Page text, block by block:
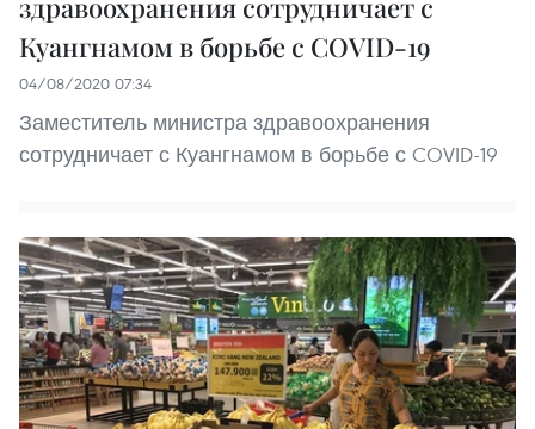
здравоохранения сотрудничает с
Куангнамом в борьбе с COVID-19
04/08/2020 07:34
Заместитель министра здравоохранения
сотрудничает с Куангнамом в борьбе с COVID-19